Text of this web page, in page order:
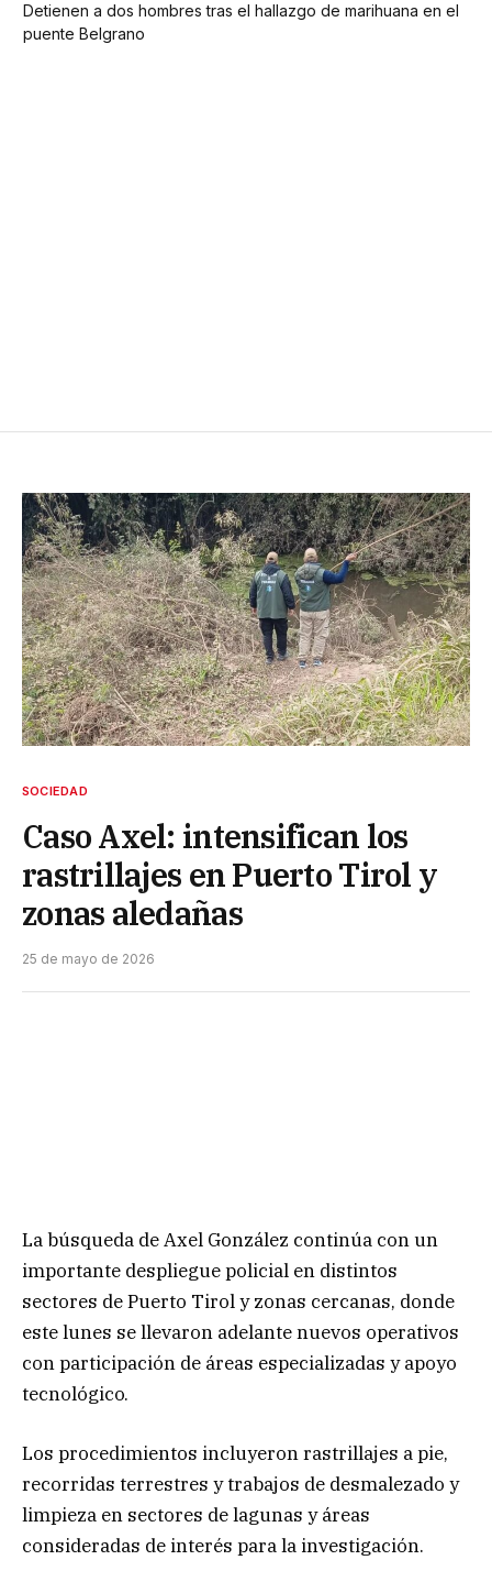
Detienen a dos hombres tras el hallazgo de marihuana en el
puente Belgrano
SOCIEDAD
Caso Axel: intensifican los
rastrillajes en Puerto Tirol y
zonas aledañas
25 de mayo de 2026
La búsqueda de Axel González continúa con un
importante despliegue policial en distintos
sectores de Puerto Tirol y zonas cercanas, donde
este lunes se llevaron adelante nuevos operativos
con participación de áreas especializadas y apoyo
tecnológico.
Los procedimientos incluyeron rastrillajes a pie,
recorridas terrestres y trabajos de desmalezado y
limpieza en sectores de lagunas y áreas
consideradas de interés para la investigación.